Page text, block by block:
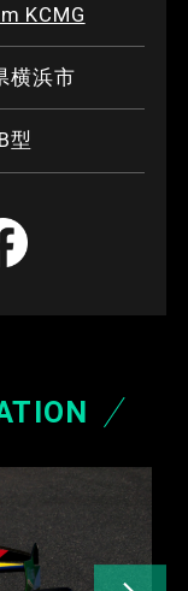
KCMG
横浜市
B型